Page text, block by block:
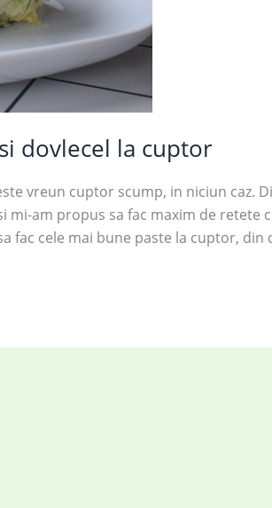
dovlecel la cuptor
vreun cuptor scump, in niciun caz.
mi-am propus sa fac maxim de retete
fac cele mai bune paste la cuptor, din